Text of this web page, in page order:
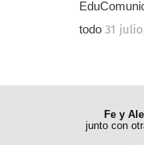
todo 31
Fe y
junto con